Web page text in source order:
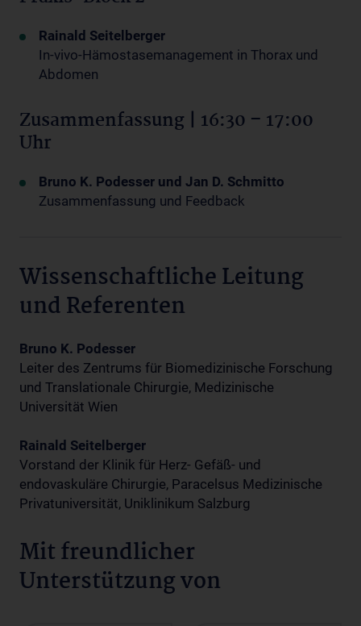
Rainald Seitelberger
In-vivo-Hämostasemanagement in Thorax und
Abdomen
Zusammenfassung | 16:30 – 17:00
Uhr
Bruno K. Podesser und Jan D. Schmitto
Zusammenfassung und Feedback
Wissenschaftliche Leitung
und Referenten
Bruno K. Podesser
Leiter des Zentrums für Biomedizinische Forschung
und Translationale Chirurgie, Medizinische
Universität Wien
Rainald Seitelberger
Vorstand der Klinik für Herz- Gefäß- und
endovaskuläre Chirurgie, Paracelsus Medizinische
Privatuniversität, Uniklinikum Salzburg
Mit freundlicher
Unterstützung von